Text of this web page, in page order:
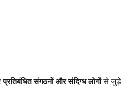
प्रतिबंधित संगठनों और संदिग्ध लोगोंसे जुड़े